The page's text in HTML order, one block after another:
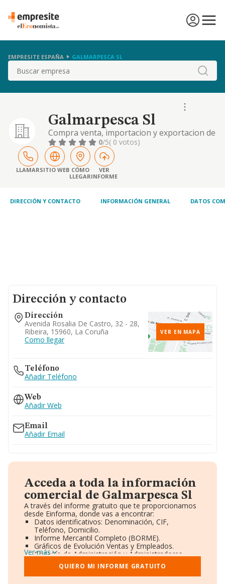
EMPRESITE ESPAÑA GALMARPESCA SL
Buscar
Galmarpesca Sl
Compra venta, importacion y exportacion de
pescado, de buques, embarcaciones,
motores y accesorios de los mismos.
captura, extraccion, produccion, cultivo,
crianza, industrializacion y comercializacion
de especies mariti
0/5( 0 votos)
LLAMARSITIO WEB CÓMO
LLEGAR
VER
INFORME
DIRECCIÓN Y CONTACTO INFORMACIÓN GENERAL DATOS
Dirección y contacto
Dirección
Avenida Rosalia De Castro, 32 - 28,
Ribeira, 15960, La Coruña
Como llegar
VER EN MAPA
Teléfono
Añadir Teléfono
Web
Añadir Web
Email
Añadir Email
Acceda a toda la información
comercial de Galmarpesca Sl
A través del informe gratuito que te proporcionamos
desde Einforma, donde vas a encontrar:
Datos identificativos: Denominación, CIF,
Teléfono, Domicilio.
Informe Mercantil Completo (BORME).
Gráficos de Evolución Ventas y Empleados.
Consejo de Administración y Administradores.
Directivos y Ejecutivos.
Accionistas.
Participaciones y Vinculaciones en otras empresas.
Ver más
QUIERO MI INFORME GRATUITO